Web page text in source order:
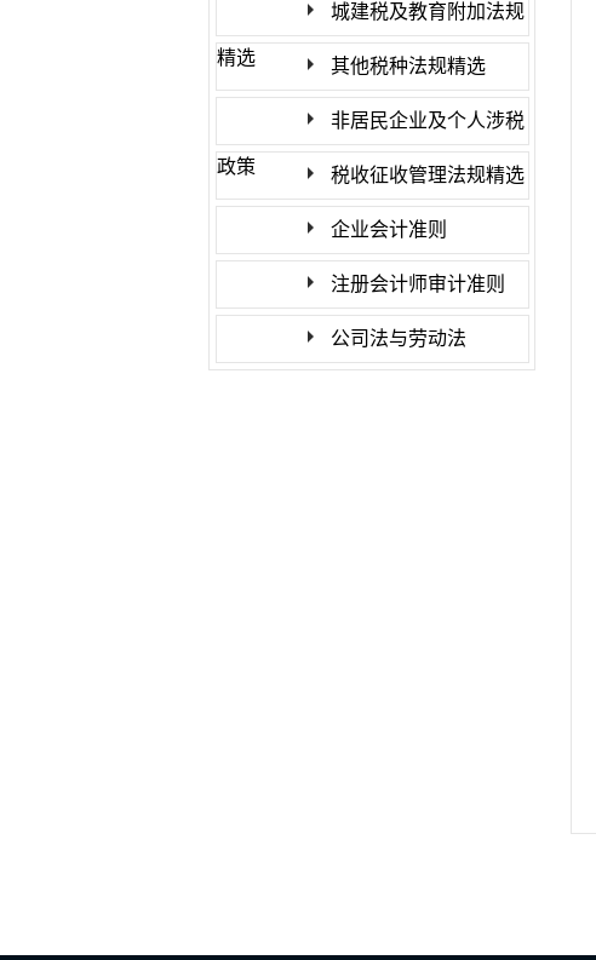
城建税及教育附加法规
精选 其他税种法规精选
非居民企业及个人涉税
政策 税收征收管理法规精选
企业会计准则
注册会计师审计准则
公司法与劳动法